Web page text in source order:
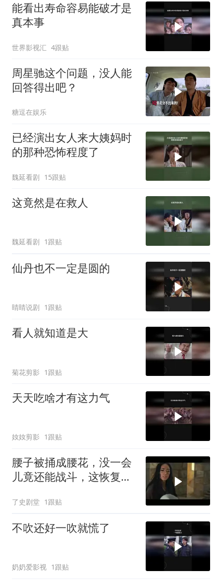
能看出寿命容易能破才是
真本事
世界影视汇 4跟贴
周星驰这个问题，没人能
回答得出吧？
糖逗在娱乐
已经演出女人来大姨妈时
的那种恐怖程度了
魏延看剧 15跟贴
这竟然是在救人
魏延看剧 1跟贴
仙丹也不一定是圆的
睛睛说剧 1跟贴
看人就知道是大
菊花剪影 1跟贴
天天吃啥才有这力气
奻奻剪影 1跟贴
腰子被捅成腰花，没一会
儿竟还能战斗，这恢复力
了史剧堂 1跟贴
不吹还好一吹就慌了
奶奶爱影视 1跟贴